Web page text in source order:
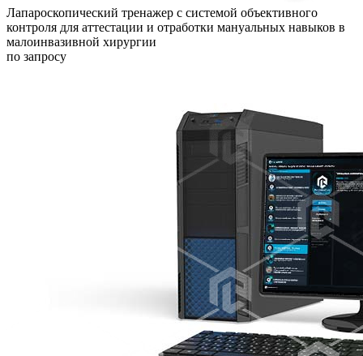
Лапароскопический тренажер с системой объективного
контроля для аттестации и отработки мануальных навыков в
малоинвазивной хирургии
по запросу